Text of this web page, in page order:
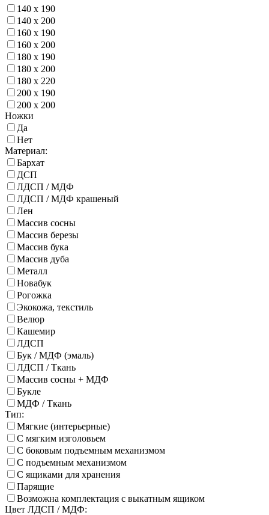
140 х 190
140 х 200
160 х 190
160 х 200
180 х 190
180 х 200
180 х 220
200 х 190
200 х 200
Ножки
Да
Нет
Материал:
Бархат
ДСП
ЛДСП / МДФ
ЛДСП / МДФ крашеный
Лен
Массив сосны
Массив березы
Массив бука
Массив дуба
Металл
Новабук
Рогожка
Экокожа, текстиль
Велюр
Кашемир
ЛДСП
Бук / МДФ (эмаль)
ЛДСП / Ткань
Массив сосны + МДФ
Букле
МДФ / Ткань
Тип:
Мягкие (интерьерные)
С мягким изголовьем
С боковым подъемным механизмом
С подъемным механизмом
С ящиками для хранения
Парящие
Возможна комплектация с выкатным ящиком
Цвет ЛДСП / МДФ: